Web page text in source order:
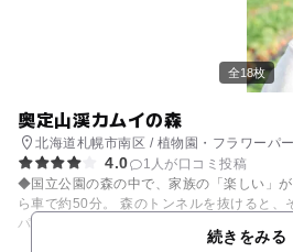
全18枚
奥定山渓カムイの森
北海道札幌市南区 / 植物園・フラワーパ
験, いちご狩り, 自然体験・アクティビティ
4.0
1人が口コミ投稿
◆国立公園の森の中で、家族の「楽しい」が見つか
ら車で約50分。 森のトンネルを抜けると、そこはまるで**自然のテーマ
パーク！** 定山渓の奥座敷に広がる「奥定山渓カムイの森」は、 東京ド
ーム約7個分の広さを誇る、自然の循環を体験でき
続きをみる